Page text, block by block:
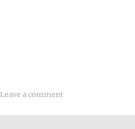
Leave a comment